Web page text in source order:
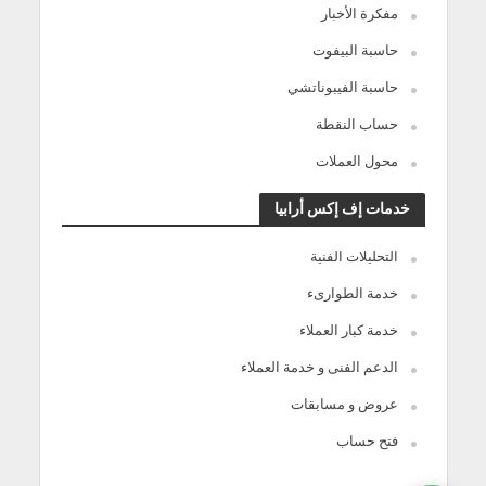
مفكرة الأخبار
حاسبة البيفوت
حاسبة الفيبوناتشي
حساب النقطة
محول العملات
خدمات إف إكس أرابيا
التحليلات الفنية
خدمة الطوارىء
خدمة كبار العملاء
الدعم الفنى و خدمة العملاء
عروض و مسابقات
فتح حساب